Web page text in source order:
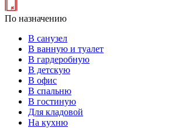
По назначению
В санузел
В ванную и туалет
В гардеробную
В детскую
В офис
В спальню
В гостиную
Для кладовой
На кухню